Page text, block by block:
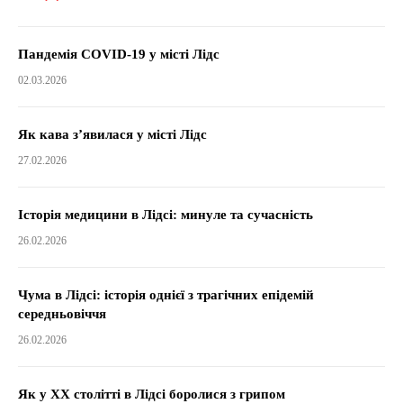
Пандемія COVID-19 у місті Лідс
02.03.2026
Як кава з’явилася у місті Лідс
27.02.2026
Історія медицини в Лідсі: минуле та сучасність
26.02.2026
Чума в Лідсі: історія однієї з трагічних епідемій
середньовіччя
26.02.2026
Як у XX столітті в Лідсі боролися з грипом